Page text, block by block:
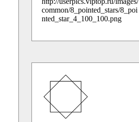
common/8_pointed_stars/8_poi
nted_star_4_100_100.png